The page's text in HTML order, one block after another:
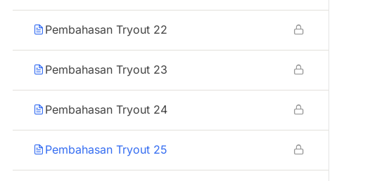
Pembahasan Tryout 22
Pembahasan Tryout 23
Pembahasan Tryout 24
Pembahasan Tryout 25